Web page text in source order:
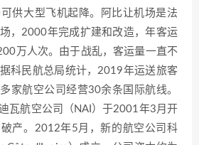
供大型飞机起降。阿比让机场是法
，2000年完成扩建和改造，年客运
万人次。由于战乱，客运量一直不
科民航总局统计，2019年运送旅客
家航空公司经营30余条国际航线。
瓦航空公司（NAI）于2001年3月开
产。2012年5月，新的航空公司科